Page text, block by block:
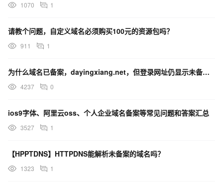
1070 1
请教个问题，自定义域名必须购买100元的资源包吗？
911 1
为什么域名已备案，dayingxiang.net，但登录网址仍显示未备案？
4237 0
ios9字体、阿里云oss、个人企业域名备案等常见问题和答案汇总
3527 1
【HPPTDNS】HTTPDNS能解析未备案的域名吗？
1323 1